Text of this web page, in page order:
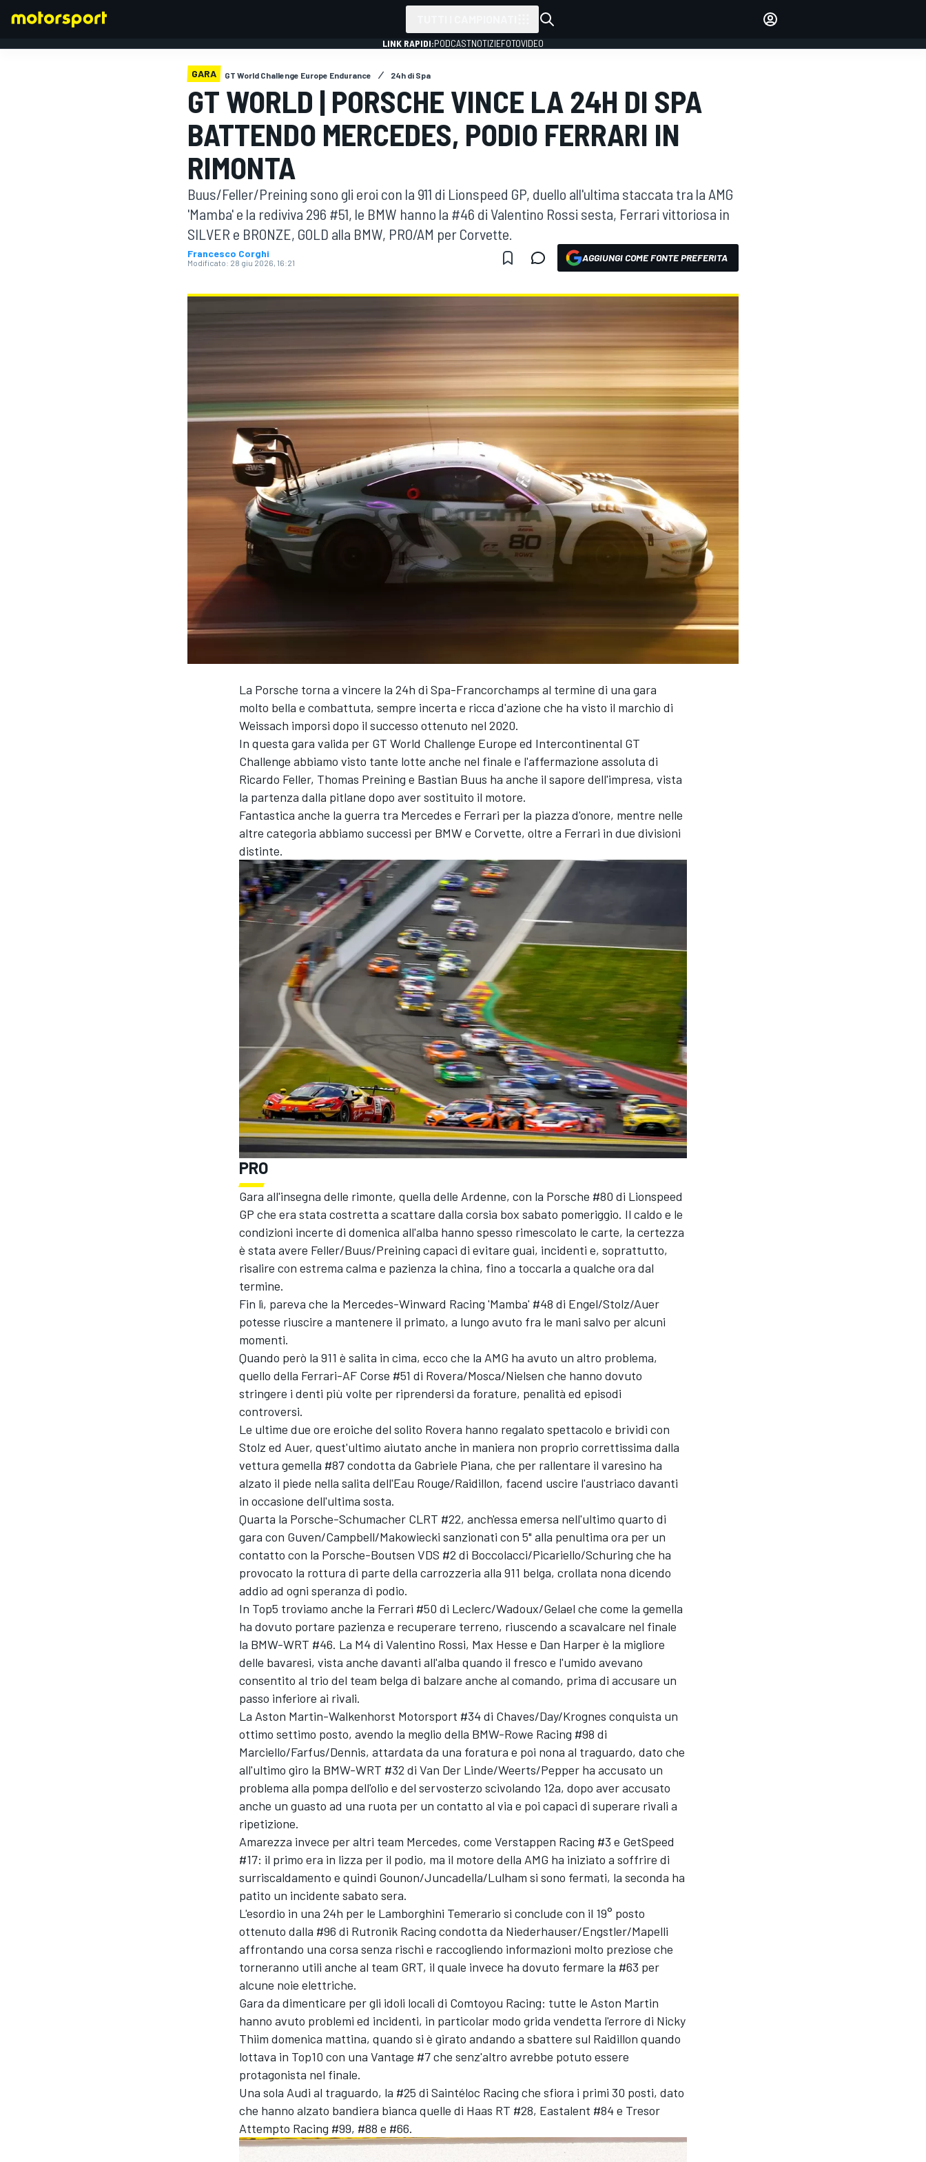
ACCEDI
LINK RAPIDI:PODCASTNOTIZIEFOTOVIDEO
GARA GT World Challenge Europe Endurance 24h di Spa
GT WORLD | PORSCHE VINCE LA 24H DI SPA
BATTENDO MERCEDES, PODIO FERRARI IN
RIMONTA
Buus/Feller/Preining sono gli eroi con la 911 di Lionspeed GP, duello all'ultima staccata tra la AMG
'Mamba' e la rediviva 296 #51, le BMW hanno la #46 di Valentino Rossi sesta, Ferrari vittoriosa in
SILVER e BRONZE, GOLD alla BMW, PRO/AM per Corvette.
Francesco Corghi
Modificato: 28 giu 2026, 16:21 AGGIUNGI COME FONTE PREFERITA
La Porsche torna a vincere la 24h di Spa-Francorchamps al termine di una gara
molto bella e combattuta, sempre incerta e ricca d'azione che ha visto il marchio di
Weissach imporsi dopo il successo ottenuto nel 2020.
In questa gara valida per GT World Challenge Europe ed Intercontinental GT
Challenge abbiamo visto tante lotte anche nel finale e l'affermazione assoluta di
Ricardo Feller, Thomas Preining e Bastian Buus ha anche il sapore dell'impresa, vista
la partenza dalla pitlane dopo aver sostituito il motore.
Fantastica anche la guerra tra Mercedes e Ferrari per la piazza d'onore, mentre nelle
altre categoria abbiamo successi per BMW e Corvette, oltre a Ferrari in due divisioni
distinte.
PRO
Gara all'insegna delle rimonte, quella delle Ardenne, con la Porsche #80 di Lionspeed
GP che era stata costretta a scattare dalla corsia box sabato pomeriggio. Il caldo e le
condizioni incerte di domenica all'alba hanno spesso rimescolato le carte, la certezza
è stata avere Feller/Buus/Preining capaci di evitare guai, incidenti e, soprattutto,
risalire con estrema calma e pazienza la china, fino a toccarla a qualche ora dal
termine.
Fin lì, pareva che la Mercedes-Winward Racing 'Mamba' #48 di Engel/Stolz/Auer
potesse riuscire a mantenere il primato, a lungo avuto fra le mani salvo per alcuni
momenti.
Quando però la 911 è salita in cima, ecco che la AMG ha avuto un altro problema,
quello della Ferrari-AF Corse #51 di Rovera/Mosca/Nielsen che hanno dovuto
stringere i denti più volte per riprendersi da forature, penalità ed episodi
controversi.
Le ultime due ore eroiche del solito Rovera hanno regalato spettacolo e brividi con
Stolz ed Auer, quest'ultimo aiutato anche in maniera non proprio correttissima dalla
vettura gemella #87 condotta da Gabriele Piana, che per rallentare il varesino ha
alzato il piede nella salita dell'Eau Rouge/Raidillon, facend uscire l'austriaco davanti
in occasione dell'ultima sosta.
Quarta la Porsche-Schumacher CLRT #22, anch'essa emersa nell'ultimo quarto di
gara con Guven/Campbell/Makowiecki sanzionati con 5" alla penultima ora per un
contatto con la Porsche-Boutsen VDS #2 di Boccolacci/Picariello/Schuring che ha
provocato la rottura di parte della carrozzeria alla 911 belga, crollata nona dicendo
addio ad ogni speranza di podio.
In Top5 troviamo anche la Ferrari #50 di Leclerc/Wadoux/Gelael che come la gemella
ha dovuto portare pazienza e recuperare terreno, riuscendo a scavalcare nel finale
la BMW-WRT #46. La M4 di Valentino Rossi, Max Hesse e Dan Harper è la migliore
delle bavaresi, vista anche davanti all'alba quando il fresco e l'umido avevano
consentito al trio del team belga di balzare anche al comando, prima di accusare un
passo inferiore ai rivali.
La Aston Martin-Walkenhorst Motorsport #34 di Chaves/Day/Krognes conquista un
ottimo settimo posto, avendo la meglio della BMW-Rowe Racing #98 di
Marciello/Farfus/Dennis, attardata da una foratura e poi nona al traguardo, dato che
all'ultimo giro la BMW-WRT #32 di Van Der Linde/Weerts/Pepper ha accusato un
problema alla pompa dell'olio e del servosterzo scivolando 12a, dopo aver accusato
anche un guasto ad una ruota per un contatto al via e poi capaci di superare rivali a
ripetizione.
Amarezza invece per altri team Mercedes, come Verstappen Racing #3 e GetSpeed
#17: il primo era in lizza per il podio, ma il motore della AMG ha iniziato a soffrire di
surriscaldamento e quindi Gounon/Juncadella/Lulham si sono fermati, la seconda ha
patito un incidente sabato sera.
L'esordio in una 24h per le Lamborghini Temerario si conclude con il 19° posto
ottenuto dalla #96 di Rutronik Racing condotta da Niederhauser/Engstler/Mapelli
affrontando una corsa senza rischi e raccogliendo informazioni molto preziose che
torneranno utili anche al team GRT, il quale invece ha dovuto fermare la #63 per
alcune noie elettriche.
Gara da dimenticare per gli idoli locali di Comtoyou Racing: tutte le Aston Martin
hanno avuto problemi ed incidenti, in particolar modo grida vendetta l'errore di Nicky
Thiim domenica mattina, quando si è girato andando a sbattere sul Raidillon quando
lottava in Top10 con una Vantage #7 che senz'altro avrebbe potuto essere
protagonista nel finale.
Una sola Audi al traguardo, la #25 di Saintéloc Racing che sfiora i primi 30 posti, dato
che hanno alzato bandiera bianca quelle di Haas RT #28, Eastalent #84 e Tresor
Attempto Racing #99, #88 e #66.